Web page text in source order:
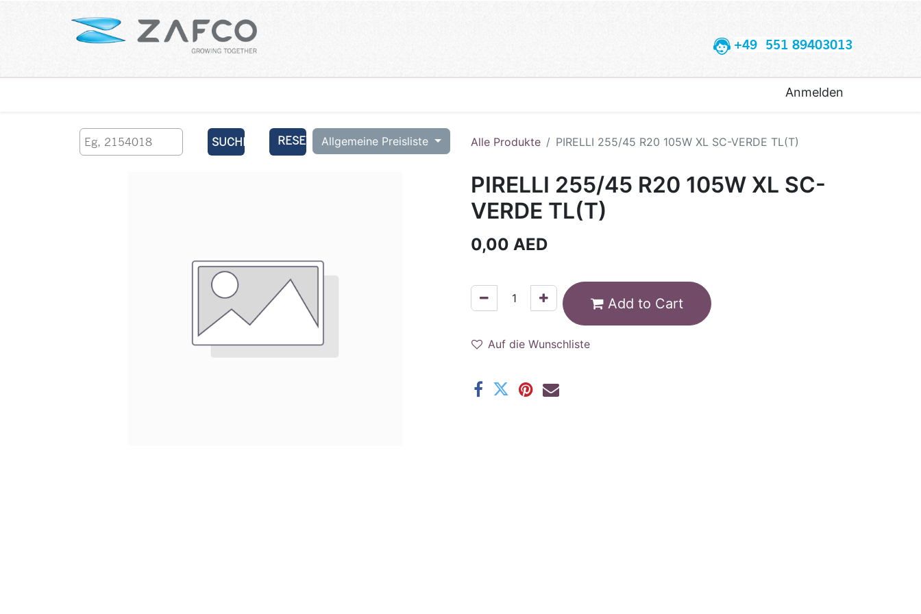
+49 551 89403013
Anmelden
SUCHEN RESET Allgemeine Preisliste Alle Produkte PIRELLI 255/45 R20 105W XL SC-VERDE TL(T)
PIRELLI 255/45 R20 105W XL SC-
VERDE TL(T)
0,00 AED
Add to Cart
Auf die Wunschliste